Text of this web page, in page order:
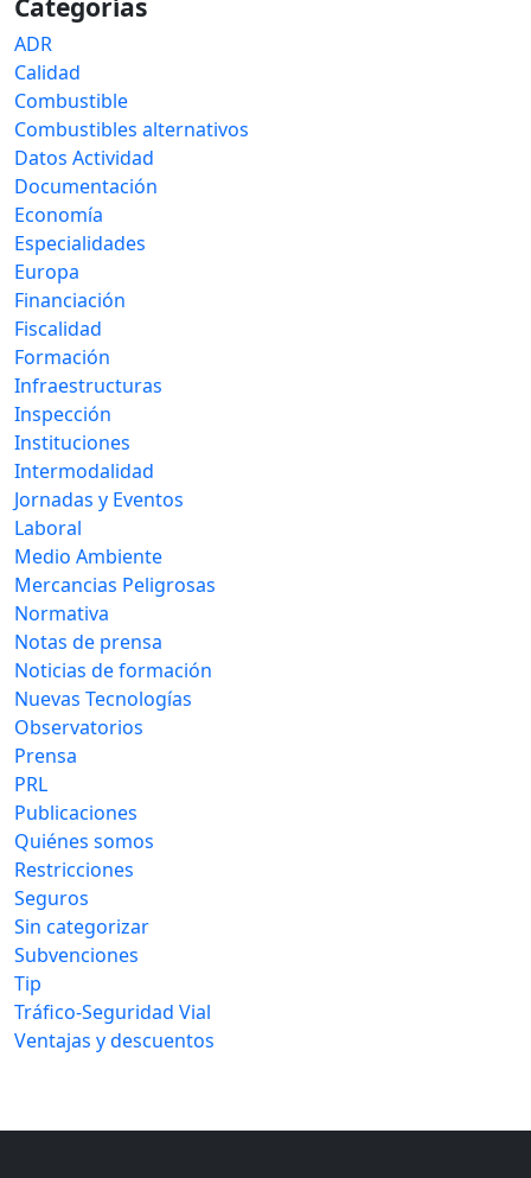
ADR
Calidad
Combustible
Combustibles alternativos
Datos Actividad
Documentación
Economía
Especialidades
Europa
Financiación
Fiscalidad
Formación
Infraestructuras
Inspección
Instituciones
Intermodalidad
Jornadas y Eventos
Laboral
Medio Ambiente
Mercancias Peligrosas
Normativa
Notas de prensa
Noticias de formación
Nuevas Tecnologías
Observatorios
Prensa
PRL
Publicaciones
Quiénes somos
Restricciones
Seguros
Sin categorizar
Subvenciones
Tip
Tráfico-Seguridad Vial
Ventajas y descuentos